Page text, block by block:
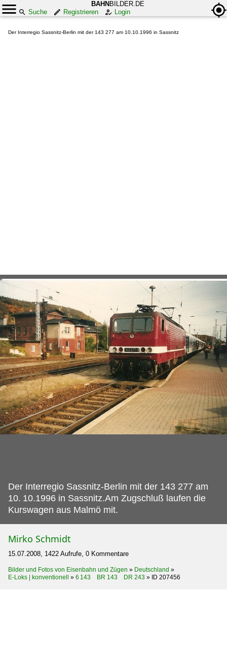
BAHN BILDER.DE
Suche
Registrieren Login
Der Interregio Sassnitz-Berlin mit der 143 277 am 10.10.1996 in Sassnitz
Der Interregio Sassnitz-Berlin mit der 143 277 am
10. 10.1996 in Sassnitz.Am Zugschluß laufen die
Kurswagen aus Malmö mit.
Mirko Schmidt
15.07.2008, 1422 Aufrufe, 0 Kommentare
Bilder und Fotos von Eisenbahn und Zügen » Deutschland »
E-Loks | konventionell » 6 143 BR 143 DR 243 » ID 207456